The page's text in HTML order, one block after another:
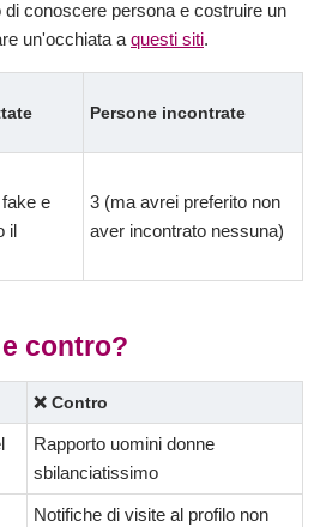
conoscere persona e costruire un
un'occhiata a questi siti.
Persone incontrate
e
il
3 (ma avrei preferito non
aver incontrato nessuna)
contro?
❌ Contro
Rapporto uomini donne
sbilanciatissimo
Notifiche di visite al profilo non